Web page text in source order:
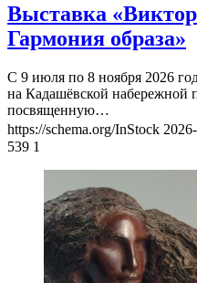
Выставка
Гармония образа»
С 9 июля по 8 ноября 2026
на Кадашёвской набережной
посвященную…
https://schema.org/InStock
539 1